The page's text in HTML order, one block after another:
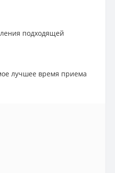
подходящей
лучшее время приема